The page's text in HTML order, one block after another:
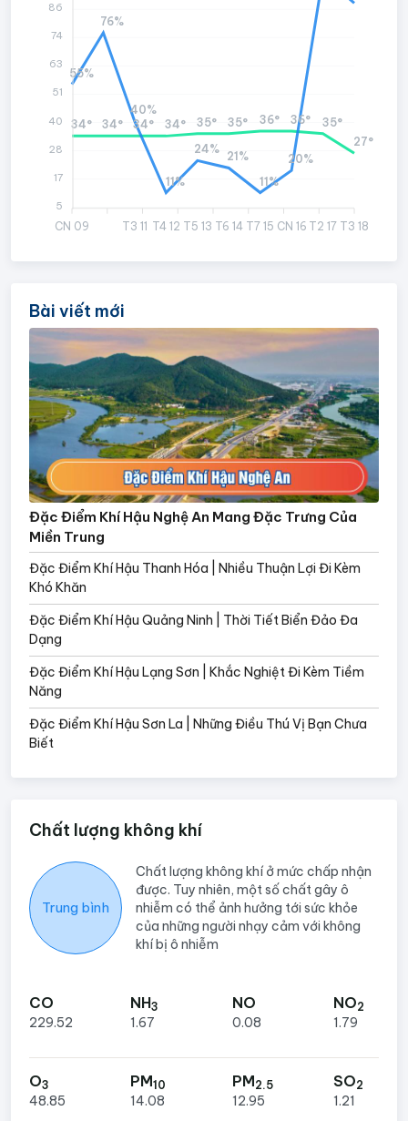
CN 09 T3 11 T4 12 T5 13 T6 14 T7 15 CN 16 T2 17 T3 18
34° 34° 34° 34° 35° 35° 36° 36°
35°
27°
55%
76%
40%
11%
24%
21%
11%
20%
86
74
63
51
40
28
17
5
Bài viết mới
Đặc Điểm Khí Hậu Nghệ An Mang Đặc Trưng Của
Miền Trung
Đặc Điểm Khí Hậu Thanh Hóa | Nhiều Thuận Lợi Đi Kèm
Khó Khăn
Đặc Điểm Khí Hậu Quảng Ninh | Thời Tiết Biển Đảo Đa
Dạng
Đặc Điểm Khí Hậu Lạng Sơn | Khắc Nghiệt Đi Kèm Tiềm
Năng
Đặc Điểm Khí Hậu Sơn La | Những Điều Thú Vị Bạn Chưa
Biết
Chất lượng không khí
Trung bình
Chất lượng không khí ở mức chấp nhận
được. Tuy nhiên, một số chất gây ô
nhiễm có thể ảnh hưởng tới sức khỏe
của những người nhạy cảm với không
khí bị ô nhiễm
CO
229.52
NH3
1.67
NO
0.08
NO2
1.79
O3
48.85
PM10
14.08
PM2.5
12.95
SO2
1.21